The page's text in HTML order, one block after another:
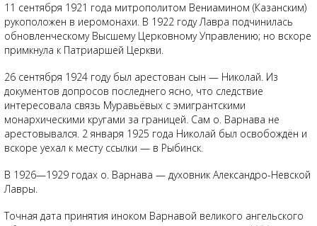
11 сентября 1921 года митрополитом Вениамином (Казанским)
рукоположен в иеромонахи. В 1922 году Лавра подчинилась
обновленческому Высшему Церковному Управлению; но вскоре
примкнула к Патриаршей Церкви.
26 сентября 1924 году был арестован сын — Николай. Из
документов допросов последнего ясно, что следствие
интересовала связь Муравьёвых с эмигрантскими
монархическими кругами за границей. Сам о. Варнава не
арестовывался. 2 января 1925 года Николай был освобождён и
вскоре уехал к месту ссылки — в Рыбинск.
В 1926—1929 годах о. Варнава — духовник Александро-Невской
Лавры.
Точная дата принятия иноком Варнавой великого ангельского